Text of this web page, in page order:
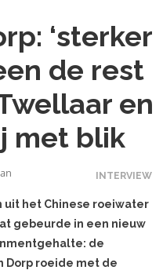
‘sterker
de rest
en
met blik
INTERVIEW
uit het Chinese roeiwater
gebeurde in een nieuw
de
Dorp roeide met de